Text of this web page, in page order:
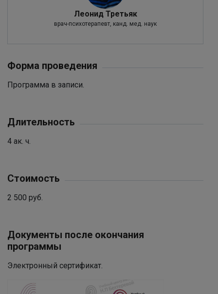
Леонид Третьяк
врач-психотерапевт, канд. мед. наук
Форма проведения
Программа в записи.
Длительность
4 ак. ч.
Стоимость
2 500 руб.
Документы после окончания
программы
Электронный сертификат.